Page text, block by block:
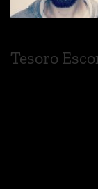
Tesoro